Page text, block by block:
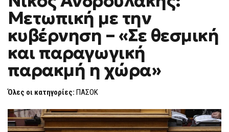
ΑΝΔΡΟΥΛΆΚΗΣ:
ΜΕΤΩΠΙΚΉ
ΤΗΝ
ΚΥΒΈΡΝΗΣΗ
–
«ΣΕ
ΘΕΣΜΙΚΉ
ΠΑΡΑΓΩΓΙΚΉ
ΠΑΡΑΚΜΉ
Η
ΧΏΡΑ»
Μετωπική με την
κυβέρνηση – «Σε θεσμική
και παραγωγική
παρακμή η χώρα»
Όλες οι κατηγορίες: ΠΑΣΟΚ